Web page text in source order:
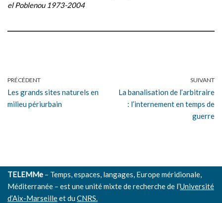
el Poblenou 1973-2004
PRÉCÉDENT
Les grands sites naturels en
milieu périurbain
SUIVANT
La banalisation de l’arbitraire
: l’internement en temps de
guerre
TELEMMe – Temps, espaces, langages, Europe méridionale,
Méditerranée – est une unité mixte de recherche de l’Université
d’Aix-Marseilleet duCNRS.